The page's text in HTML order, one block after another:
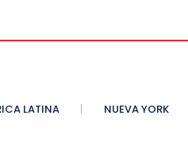
LATINA NUEVA YORK